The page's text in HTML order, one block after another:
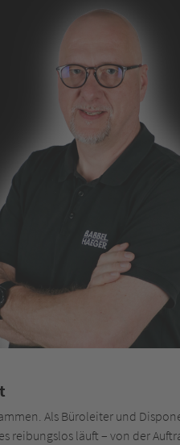
Als Büroleiter und
reibungslos läuft – von der